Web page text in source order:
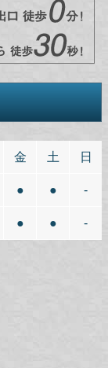
金 土 日
● ● -
● ● -